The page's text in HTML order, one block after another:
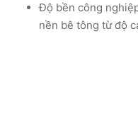
Độ bền công
nền bê tông từ độ